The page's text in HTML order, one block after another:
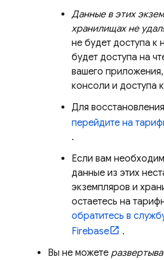
Данные в этих
хранилищах не
не будет доступа к
будет доступа на
вашего
консоли и доступа к
Для
перейдите на
.
Если вам
данные из этих
экземпляров и
остаетесь на
обратитесь в
Firebase
.
Вы не можете